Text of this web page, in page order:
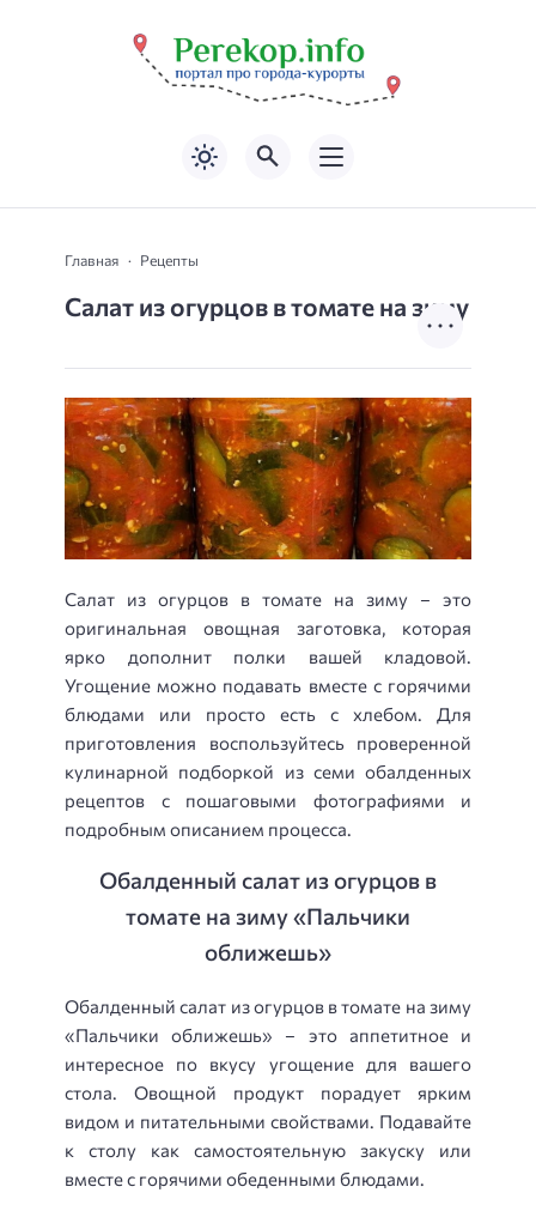
Главная Рецепты
Салат из огурцов в томате на зиму
Салат из огурцов в томате на зиму – это
оригинальная овощная заготовка, которая
ярко дополнит полки вашей кладовой.
Угощение можно подавать вместе с горячими
блюдами или просто есть с хлебом. Для
приготовления воспользуйтесь проверенной
кулинарной подборкой из семи обалденных
рецептов с пошаговыми фотографиями и
подробным описанием процесса.
Обалденный салат из огурцов в
томате на зиму «Пальчики
оближешь»
Обалденный салат из огурцов в томате на зиму
«Пальчики оближешь» – это аппетитное и
интересное по вкусу угощение для вашего
стола. Овощной продукт порадует ярким
видом и питательными свойствами. Подавайте
к столу как самостоятельную закуску или
вместе с горячими обеденными блюдами.